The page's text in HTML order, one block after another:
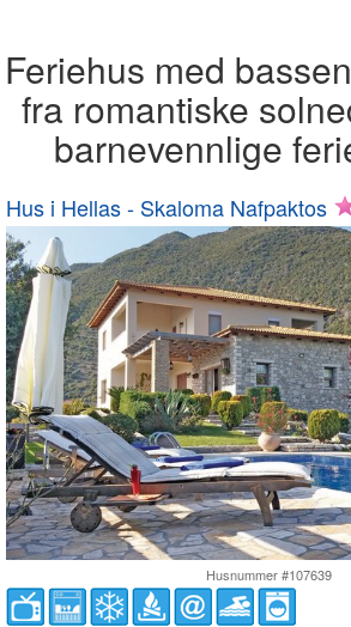
Feriehus med
fra romantiske
barnevennlige
Hus i Hellas - Skaloma Nafpaktos
Husnummer #107639